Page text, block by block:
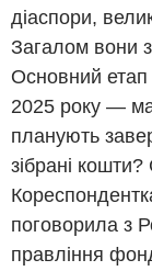
діаспори,
Загалом вони
Основний етап
2025 року —
планують
зібрані
поговорила з
правління